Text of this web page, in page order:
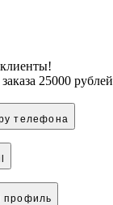
25000 рублей
телефона
профиль